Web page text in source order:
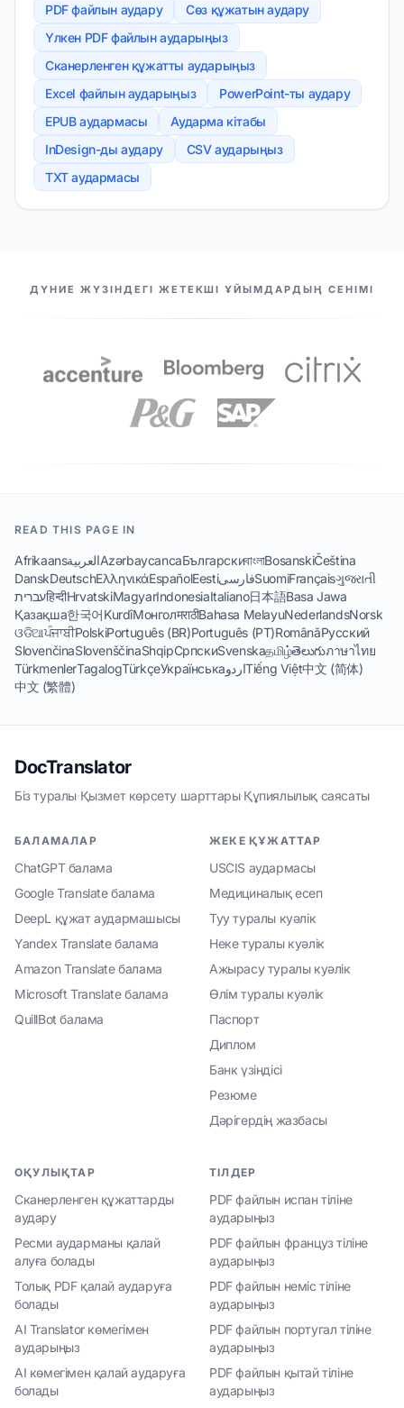
PDF файлын аудару
Сөз құжатын аудару
Үлкен PDF файлын аударыңыз
Сканерленген құжатты аударыңыз
Excel файлын аударыңыз
PowerPoint-ты аудару
EPUB аудармасы
Аударма кітабы
InDesign-ды аудару
CSV аударыңыз
TXT аудармасы
БІЗДІҢ СЕРІКТЕСТЕР
ДҮНИЕ ЖҮЗІНДЕГІ ЖЕТЕКШІ ҰЙЫМДАРДЫҢ СЕНІМІ
READ THIS PAGE IN
AfrikaansالعربيةAzərbaycancaБългарскиবাংলাBosanskiČeština
DanskDeutschΕλληνικάEspañolEestiفارسیSuomiFrançaisગુજરાતી
עבריתहिन्दीHrvatskiMagyarIndonesiaItaliano日本語Basa Jawa
Қазақша한국어KurdîМонголमराठीBahasa MelayuNederlandsNorsk
ଓଡିଆਪੰਜਾਬੀPolskiPortuguês (BR)Português (PT)RomânăРусский
SlovenčinaSlovenščinaShqipСрпскиSvenskaதமிழ்తెలుగుภาษาไทย
TürkmenlerTagalogTürkçeУкраїнськаاردوTiếng Việt中文 (简体)
中文 (繁體)
DocTranslator
Біз туралы·Қызмет көрсету шарттары·Құпиялылық саясаты
БАЛАМАЛАР
ChatGPT балама
Google Translate балама
DeepL құжат аудармашысы
Yandex Translate балама
Amazon Translate балама
Microsoft Translate балама
QuillBot балама
ЖЕКЕ ҚҰЖАТТАР
USCIS аудармасы
Медициналық есеп
Туу туралы куәлік
Неке туралы куәлік
Ажырасу туралы куәлік
Өлім туралы куәлік
Паспорт
Диплом
Банк үзіндісі
Резюме
Дәрігердің жазбасы
ОҚУЛЫҚТАР
Сканерленген құжаттарды
аудару
Ресми аударманы қалай
алуға болады
Толық PDF қалай аударуға
болады
AI Translator көмегімен
аударыңыз
AI көмегімен қалай аударуға
болады
ТІЛДЕР
PDF файлын испан тіліне
аударыңыз
PDF файлын француз тіліне
аударыңыз
PDF файлын неміс тіліне
аударыңыз
PDF файлын португал тіліне
аударыңыз
PDF файлын қытай тіліне
аударыңыз